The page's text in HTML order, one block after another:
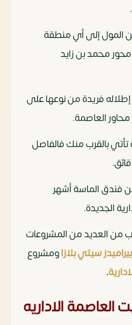
المول إلى أي منطقة
محمد بن زايد
فريدة من نوعها على
العاصمة.
بالقرب منك فالفاصل
فندق الماسة أشهر
الجديدة.
من العديد من المشروعات
بيراميدز سيتي بلازاومشروع
.
الاداريه